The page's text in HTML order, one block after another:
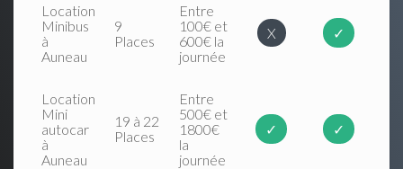
Location
Minibus
à
Auneau
9
Places
Entre
100€ et
600€ la
journée
X ✓
Location
Mini
autocar
à
Auneau
19 à 22
Places
Entre
500€ et
1800€
la
journée
✓ ✓